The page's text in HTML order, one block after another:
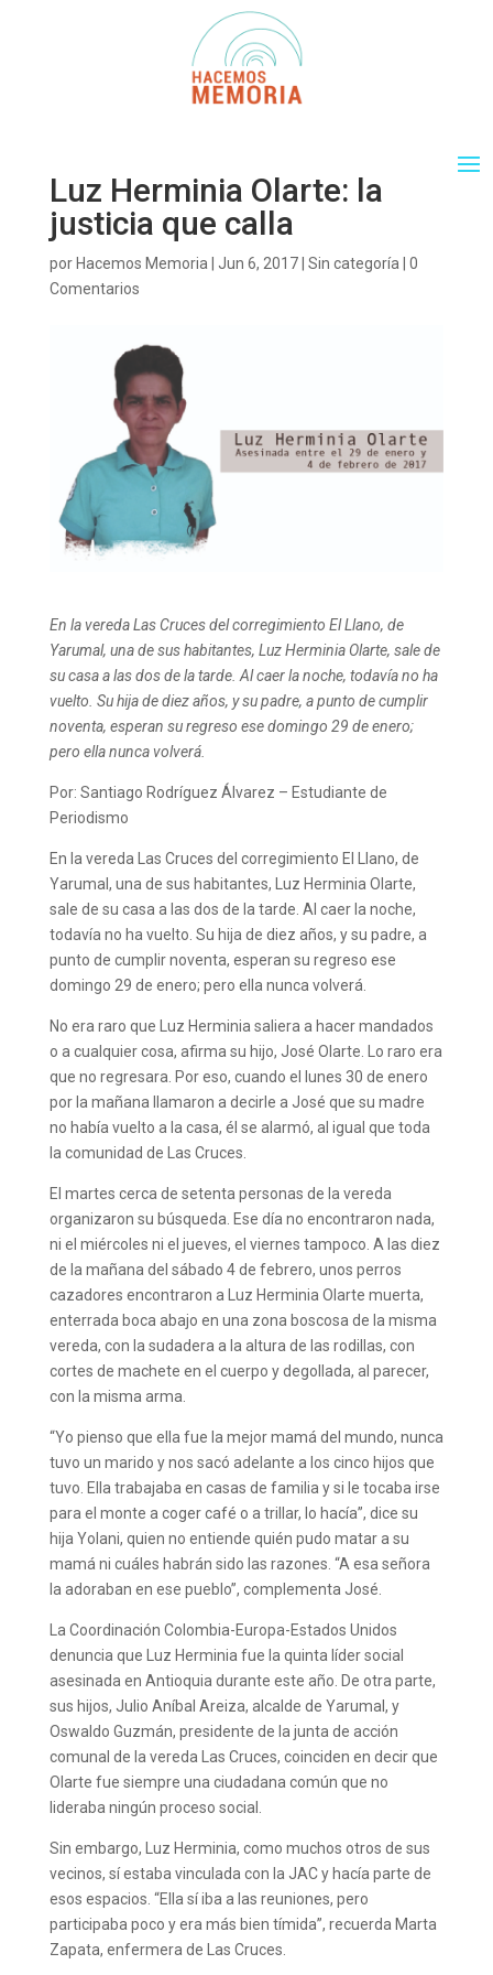
Luz Herminia Olarte: la
justicia que calla
por Hacemos Memoria Jun 6, 2017| Sin categoría
0
Comentarios
En la vereda Las Cruces del corregimiento El Llano, de
Yarumal, una de sus habitantes, Luz Herminia Olarte, sale de
su casa a las dos de la tarde. Al caer la noche, todavía no ha
vuelto. Su hija de diez años, y su padre, a punto de cumplir
noventa, esperan su regreso ese domingo 29 de enero;
pero ella nunca volverá.
Por: Santiago Rodríguez Álvarez – Estudiante de
Periodismo
En la vereda Las Cruces del corregimiento El Llano, de
Yarumal, una de sus habitantes, Luz Herminia Olarte,
sale de su casa a las dos de la tarde. Al caer la noche,
todavía no ha vuelto. Su hija de diez años, y su padre, a
punto de cumplir noventa, esperan su regreso ese
domingo 29 de enero; pero ella nunca volverá.
No era raro que Luz Herminia saliera a hacer mandados
o a cualquier cosa, afirma su hijo, José Olarte. Lo raro era
que no regresara. Por eso, cuando el lunes 30 de enero
por la mañana llamaron a decirle a José que su madre
no había vuelto a la casa, él se alarmó, al igual que toda
la comunidad de Las Cruces.
El martes cerca de setenta personas de la vereda
organizaron su búsqueda. Ese día no encontraron nada,
ni el miércoles ni el jueves, el viernes tampoco. A las diez
de la mañana del sábado 4 de febrero, unos perros
cazadores encontraron a Luz Herminia Olarte muerta,
enterrada boca abajo en una zona boscosa de la misma
vereda, con la sudadera a la altura de las rodillas, con
cortes de machete en el cuerpo y degollada, al parecer,
con la misma arma.
“Yo pienso que ella fue la mejor mamá del mundo, nunca
tuvo un marido y nos sacó adelante a los cinco hijos que
tuvo. Ella trabajaba en casas de familia y si le tocaba irse
para el monte a coger café o a trillar, lo hacía”, dice su
hija Yolani, quien no entiende quién pudo matar a su
mamá ni cuáles habrán sido las razones. “A esa señora
la adoraban en ese pueblo”, complementa José.
La Coordinación Colombia-Europa-Estados Unidos
denuncia que Luz Herminia fue la quinta líder social
asesinada en Antioquia durante este año. De otra parte,
sus hijos, Julio Aníbal Areiza, alcalde de Yarumal, y
Oswaldo Guzmán, presidente de la junta de acción
comunal de la vereda Las Cruces, coinciden en decir que
Olarte fue siempre una ciudadana común que no
lideraba ningún proceso social.
Sin embargo, Luz Herminia, como muchos otros de sus
vecinos, sí estaba vinculada con la JAC y hacía parte de
esos espacios. “Ella sí iba a las reuniones, pero
participaba poco y era más bien tímida”, recuerda Marta
Zapata, enfermera de Las Cruces.